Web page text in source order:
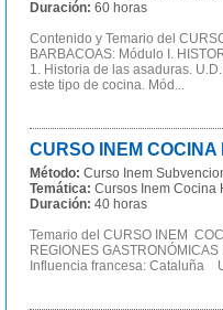
Duración: 60 horas
Contenido y Temario del
BARBACOAS: Módulo I.
1. Historia de las asaduras.
este tipo de cocina. Mód...
CURSO INEM
Método: Curso Inem
Temática: Cursos Inem Cocina
Duración: 40 horas
Temario del CURSO INEM
REGIONES
Influencia francesa: Cataluña